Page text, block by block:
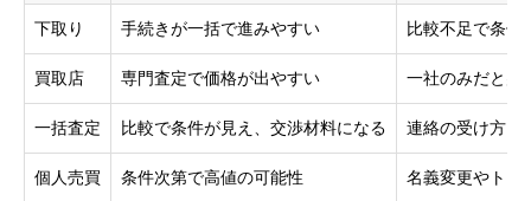
下取り 手続きが一括で進みやすい 比較不足で条件
買取店 専門査定で価格が出やすい 一社のみだと判
一括査定 比較で条件が見え、交渉材料になる 連絡の受け方を
個人売買 条件次第で高値の可能性 名義変更やトラ